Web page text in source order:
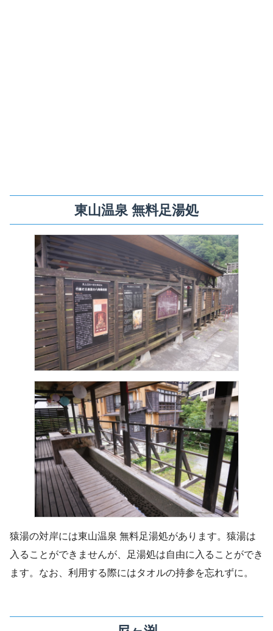
東山温泉 無料足湯処
猿湯の対岸には東山温泉 無料足湯処があります。猿湯は
入ることができませんが、足湯処は自由に入ることができ
ます。なお、利用する際にはタオルの持参を忘れずに。